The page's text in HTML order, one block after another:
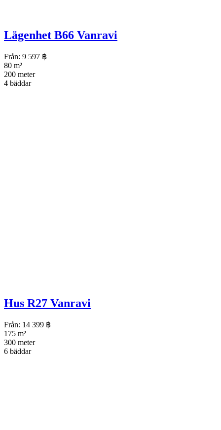
Lägenhet B66 Vanravi
Från: 9 597 ฿
80 m²
200 meter
4 bäddar
Hus R27 Vanravi
Från: 14 399 ฿
175 m²
300 meter
6 bäddar